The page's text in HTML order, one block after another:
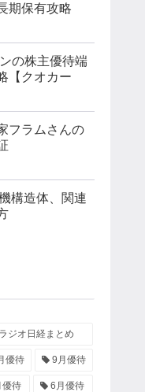
期保有攻略
の株主優待端
【クオカー
フラムさんの
構造体、関連
ラジオ日経まとめ
優待 9月優待
待 6月優待